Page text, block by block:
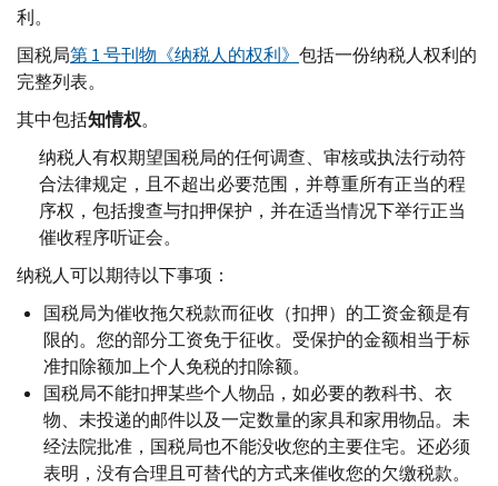
利。
国税局第 1 号刊物《纳税人的权利》 包括一份纳税人权利的
完整列表。
其中包括知情权。
纳税人有权期望国税局的任何调查、审核或执法行动符
合法律规定，且不超出必要范围，并尊重所有正当的程
序权，包括搜查与扣押保护，并在适当情况下举行正当
催收程序听证会。
纳税人可以期待以下事项：
国税局为催收拖欠税款而征收（扣押）的工资金额是有
限的。您的部分工资免于征收。受保护的金额相当于标
准扣除额加上个人免税的扣除额。
国税局不能扣押某些个人物品，如必要的教科书、衣
物、未投递的邮件以及一定数量的家具和家用物品。未
经法院批准，国税局也不能没收您的主要住宅。还必须
表明，没有合理且可替代的方式来催收您的欠缴税款。